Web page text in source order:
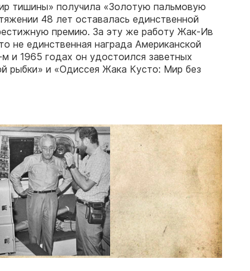
тишины» получила «Золотую пальмовую
48 лет оставалась единственной
премию. За эту же работу Жак-Ив
не единственная награда Американской
и 1965 годах он удостоился заветных
рыбки» и «Одиссея Жака Кусто: Мир без